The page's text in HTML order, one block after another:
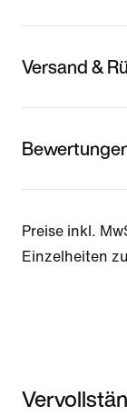
Versand &
Preise inkl.
Einzelheiten